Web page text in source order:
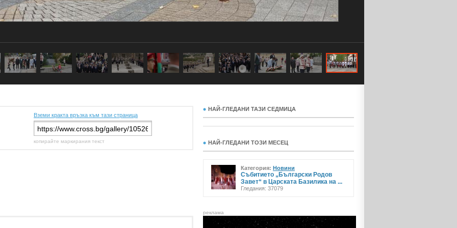
Вземи кракта връзка към тази страница
копирайте маркирания текст
НАЙ-ГЛЕДАНИ ТАЗИ СЕДМИЦА
НАЙ-ГЛЕДАНИ ТОЗИ МЕСЕЦ
Категория: Новини
Събитието „Български Родов
Завет“ в Царската Базилика на ...
Гледания: 37079
реклама